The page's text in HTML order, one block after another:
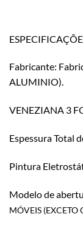
Fabricante:
ALUMINIO).
VENEZIANA 3
Espessura Total
Pintura
Modelo de
MÓVEIS (EXCETO